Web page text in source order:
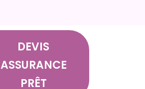
DEVIS
ASSURANCE
PRÊT